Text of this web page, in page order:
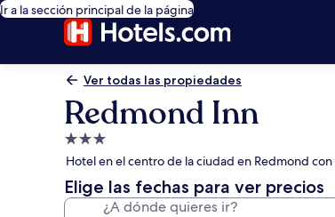
Ir a la sección principal de la página
Ver todas las propiedades
Redmond Inn
Propiedad
de
3.0
estrellas
Hotel en el centro de la ciudad en Redmond
Elige las fechas para ver precios
¿A dónde quieres ir?